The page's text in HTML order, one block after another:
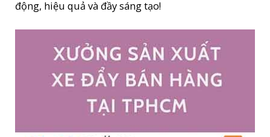
động, hiệu quả và đầy sáng tạo!